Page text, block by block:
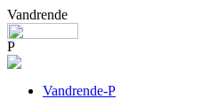
Vandrende
P
Vandrende-P